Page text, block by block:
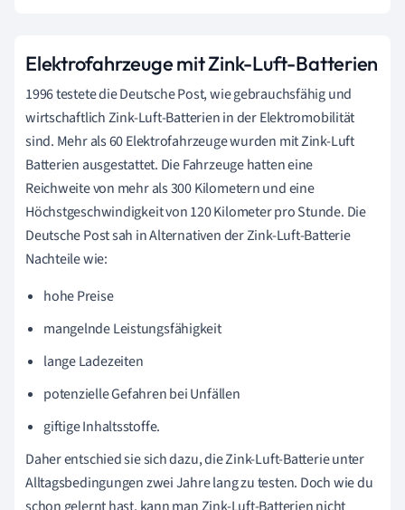
Elektrofahrzeuge mit Zink-Luft-Batterien
1996 testete die Deutsche Post, wie gebrauchsfähig und
wirtschaftlich Zink-Luft-Batterien in der Elektromobilität
sind. Mehr als 60 Elektrofahrzeuge wurden mit Zink-Luft
Batterien ausgestattet. Die Fahrzeuge hatten eine
Reichweite von mehr als 300 Kilometern und eine
Höchstgeschwindigkeit von 120 Kilometer pro Stunde. Die
Deutsche Post sah in Alternativen der Zink-Luft-Batterie
Nachteile wie:
hohe Preise
mangelnde Leistungsfähigkeit
lange Ladezeiten
potenzielle Gefahren bei Unfällen
giftige Inhaltsstoffe.
Daher entschied sie sich dazu, die Zink-Luft-Batterie unter
Alltagsbedingungen zwei Jahre lang zu testen. Doch wie du
schon gelernt hast, kann man Zink-Luft-Batterien nicht